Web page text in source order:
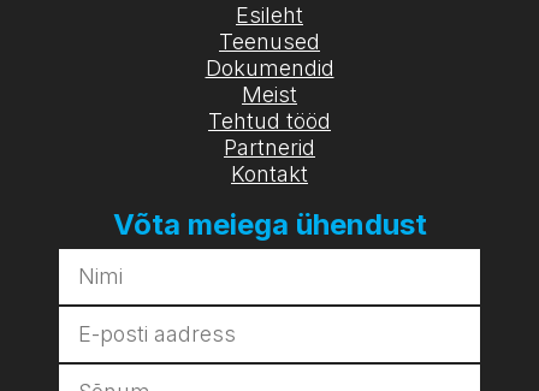
Esileht
Teenused
Dokumendid
Meist
Tehtud tööd
Partnerid
Kontakt
Võta meiega ühendust